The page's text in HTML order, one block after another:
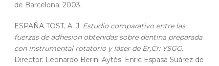
de Barcelona; 2003.
ESPAÑA TOST, A. J. Estudio comparativo entre las
fuerzas de adhesión obtenidas sobre dentina preparada
con instrumental rotatorio y láser de Er,Cr: YSGG.
Director: Leonardo Berini Aytés; Enric Espasa Suárez de